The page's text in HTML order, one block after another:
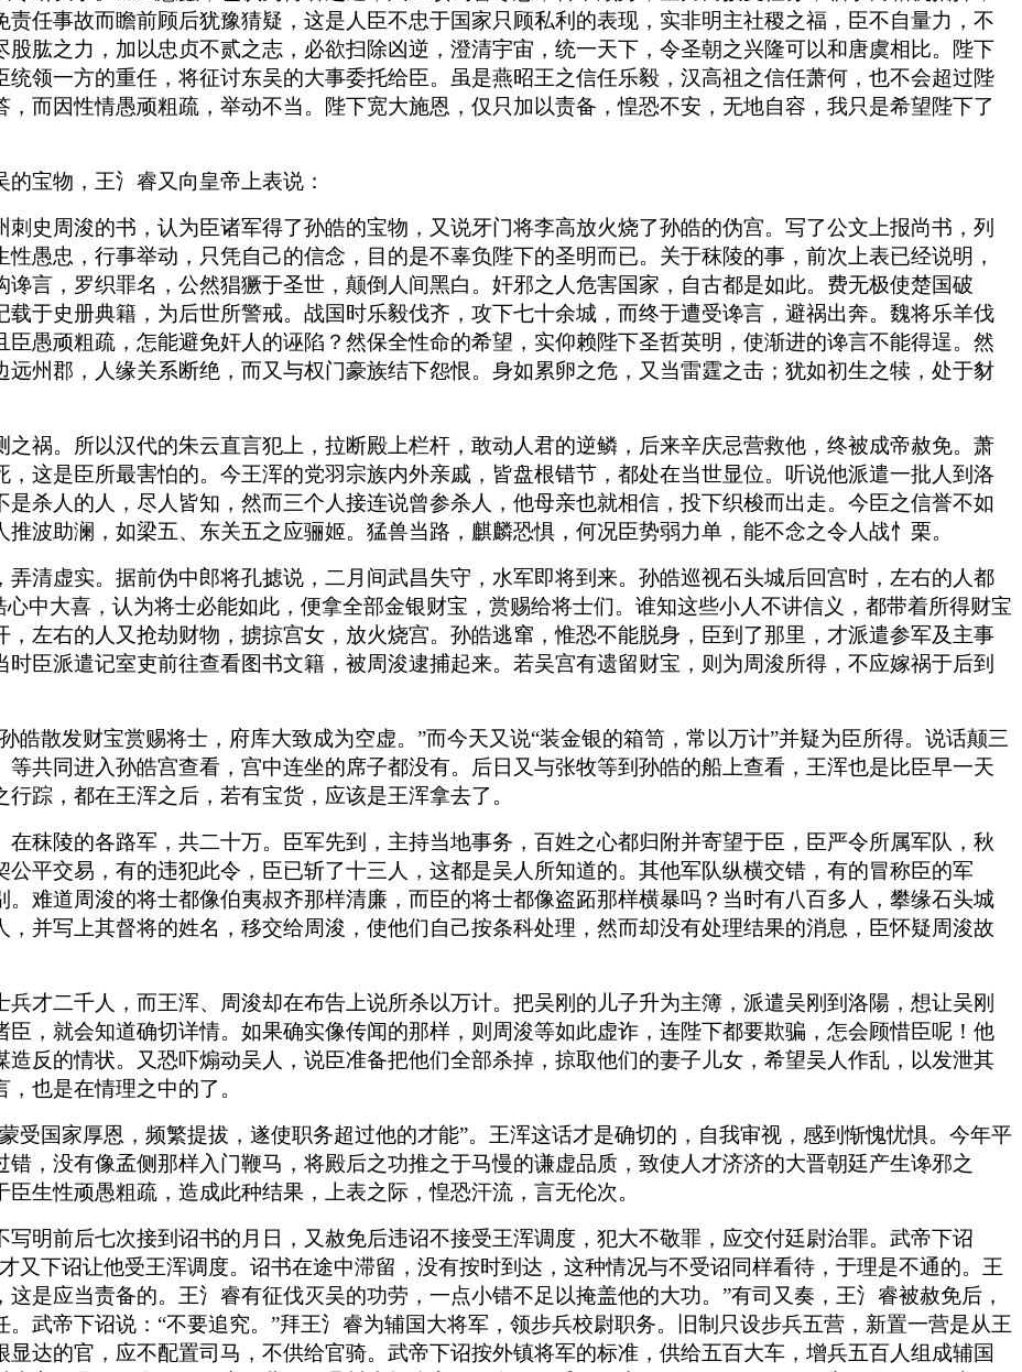
任事故而瞻前顾后犹豫猜疑，这是人臣不忠于国家只顾私利的表现，实非明主社稷之福，臣不自量力，不
肱之力，加以忠贞不贰之志，必欲扫除凶逆，澄清宇宙，统一天下，令圣朝之兴隆可以和唐虞相比。陛下
领一方的重任，将征讨东吴的大事委托给臣。虽是燕昭王之信任乐毅，汉高祖之信任萧何，也不会超过陛
而因性情愚顽粗疏，举动不当。陛下宽大施恩，仅只加以责备，惶恐不安，无地自容，我只是希望陛下了
宝物，王氵睿又向皇帝上表说：
史周浚的书，认为臣诸军得了孙皓的宝物，又说牙门将李高放火烧了孙皓的伪宫。写了公文上报尚书，列
愚忠，行事举动，只凭自己的信念，目的是不辜负陛下的圣明而已。关于秣陵的事，前次上表已经说明，
言，罗织罪名，公然猖獗于圣世，颠倒人间黑白。奸邪之人危害国家，自古都是如此。费无极使楚国破
于史册典籍，为后世所警戒。战国时乐毅伐齐，攻下七十余城，而终于遭受谗言，避祸出奔。魏将乐羊伐
愚顽粗疏，怎能避免奸人的诬陷？然保全性命的希望，实仰赖陛下圣哲英明，使渐进的谗言不能得逞。然
州郡，人缘关系断绝，而又与权门豪族结下怨恨。身如累卵之危，又当雷霆之击；犹如初生之犊，处于豺
祸。所以汉代的朱云直言犯上，拉断殿上栏杆，敢动人君的逆鳞，后来辛庆忌营救他，终被成帝赦免。萧
这是臣所最害怕的。今王浑的党羽宗族内外亲戚，皆盘根错节，都处在当世显位。听说他派遣一批人到洛
杀人的人，尽人皆知，然而三个人接连说曾参杀人，他母亲也就相信，投下织梭而出走。今臣之信誉不如
波助澜，如梁五、东关五之应骊姬。猛兽当路，麒麟恐惧，何况臣势弱力单，能不念之令人战忄栗。
清虚实。据前伪中郎将孔摅说，二月间武昌失守，水军即将到来。孙皓巡视石头城后回宫时，左右的人都
中大喜，认为将士必能如此，便拿全部金银财宝，赏赐给将士们。谁知这些小人不讲信义，都带着所得财宝
左右的人又抢劫财物，掳掠宫女，放火烧宫。孙皓逃窜，惟恐不能脱身，臣到了那里，才派遣参军及主事
臣派遣记室吏前往查看图书文籍，被周浚逮捕起来。若吴宫有遗留财宝，则为周浚所得，不应嫁祸于后到
皓散发财宝赏赐将士，府库大致成为空虚。”而今天又说“装金银的箱笥，常以万计”并疑为臣所得。说话颠三
共同进入孙皓宫查看，宫中连坐的席子都没有。后日又与张牧等到孙皓的船上查看，王浑也是比臣早一天
踪，都在王浑之后，若有宝货，应该是王浑拿去了。
秣陵的各路军，共二十万。臣军先到，主持当地事务，百姓之心都归附并寄望于臣，臣严令所属军队，秋
平交易，有的违犯此令，臣已斩了十三人，这都是吴人所知道的。其他军队纵横交错，有的冒称臣的军
难道周浚的将士都像伯夷叔齐那样清廉，而臣的将士都像盗跖那样横暴吗？当时有八百多人，攀缘石头城
并写上其督将的姓名，移交给周浚，使他们自己按条科处理，然而却没有处理结果的消息，臣怀疑周浚故
才二千人，而王浑、周浚却在布告上说所杀以万计。把吴刚的儿子升为主簿，派遣吴刚到洛陽，想让吴刚
，就会知道确切详情。如果确实像传闻的那样，则周浚等如此虚诈，连陛下都要欺骗，怎会顾惜臣呢！他
反的情状。又恐吓煽动吴人，说臣准备把他们全部杀掉，掠取他们的妻子儿女，希望吴人作乱，以发泄其
也是在情理之中的了。
受国家厚恩，频繁提拔，遂使职务超过他的才能”。王浑这话才是确切的，自我审视，感到惭愧忧惧。今年平
，没有像孟侧那样入门鞭马，将殿后之功推之于马慢的谦虚品质，致使人才济济的大晋朝廷产生谗邪之
生性顽愚粗疏，造成此种结果，上表之际，惶恐汗流，言无伦次。
明前后七次接到诏书的月日，又赦免后违诏不接受王浑调度，犯大不敬罪，应交付廷尉治罪。武帝下诏
又下诏让他受王浑调度。诏书在途中滞留，没有按时到达，这种情况与不受诏同样看待，于理是不通的。王
是应当责备的。王氵睿有征伐灭吴的功劳，一点小错不足以掩盖他的大功。”有司又奏，王氵睿被赦免后，
武帝下诏说：“不要追究。”拜王氵睿为辅国大将军，领步兵校尉职务。旧制只设步兵五营，新置一营是从王
达的官，应不配置司马，不供给官骑。武帝下诏按外镇将军的标准，供给五百大车，增兵五百人组成辅国